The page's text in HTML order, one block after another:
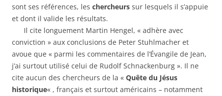
sont ses références, les chercheurs sur lesquels il s’appuie
et dont il valide les résultats.
Il cite longuement Martin Hengel, « adhère avec
conviction » aux conclusions de Peter Stuhlmacher et
avoue que « parmi les commentaires de l’Évangile de Jean,
j’ai surtout utilisé celui de Rudolf Schnackenburg ». Il ne
cite aucun des chercheurs de la « Quête du Jésus
historique« , français et surtout américains – notamment